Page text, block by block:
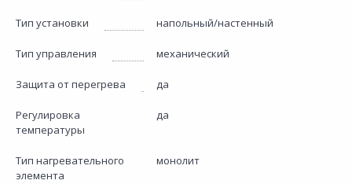
Тип установки напольный/настенный
Тип управления механический
Защита от перегрева да
Регулировка
температуры
да
Тип нагревательного
элемента
монолит